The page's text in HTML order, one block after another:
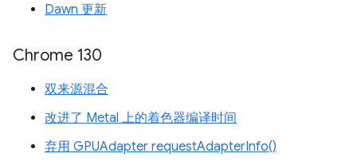
Dawn 更新
Chrome 130
双来源混合
改进了 Metal 上的着色器编译时间
弃用 GPUAdapter requestAdapterInfo()